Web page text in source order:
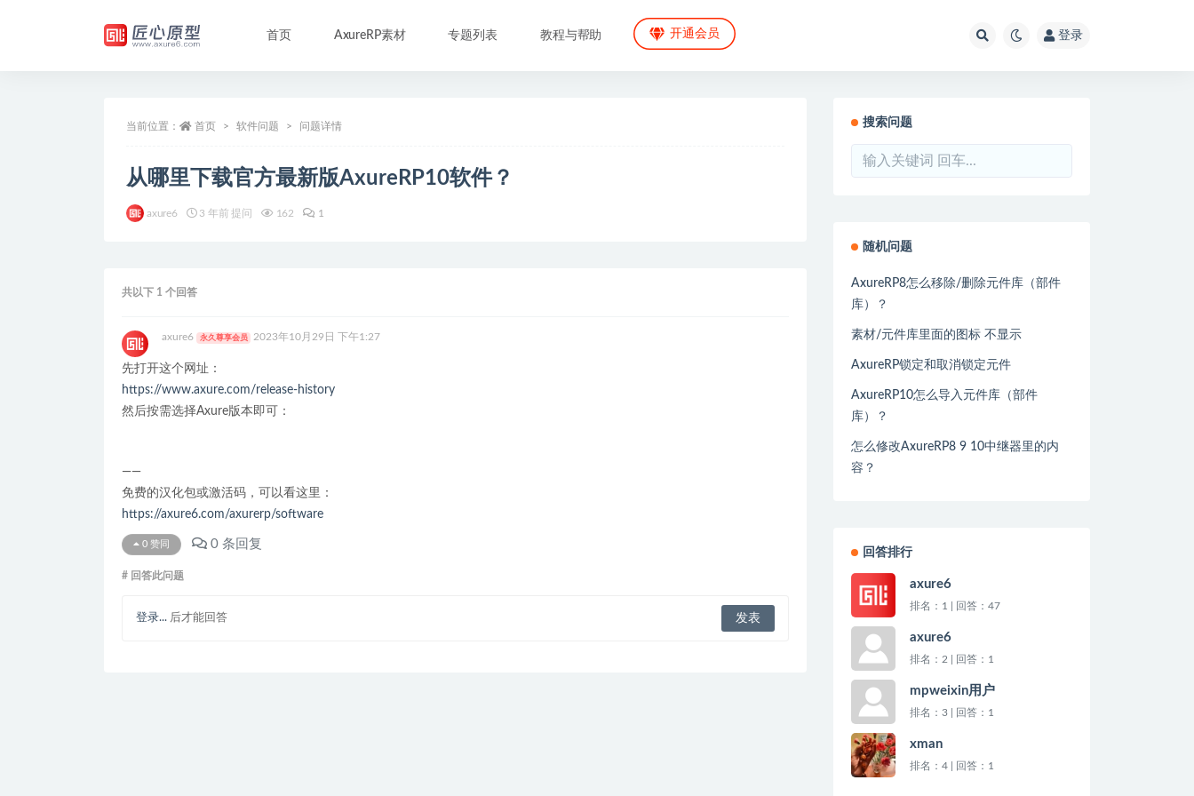
首页 AxureRP素材 专题列表 教程与帮助 开通会员 登录
当前位置： 首页 软件问题 问题详情
从哪里下载官方最新版AxureRP10软件？
axure6 3 年前 提问 162 1
共以下 1 个回答
axure6 永久尊享会员 2023年10月29日 下午1:27
先打开这个网址：
https://www.axure.com/release-history
然后按需选择Axure版本即可：
——
免费的汉化包或激活码，可以看这里：
https://axure6.com/axurerp/software
0 赞同 0 条回复
# 回答此问题
登录... 后才能回答
搜索问题
随机问题
AxureRP8怎么移除/删除元件库（部件
库）？
素材/元件库里面的图标 不显示
AxureRP锁定和取消锁定元件
AxureRP10怎么导入元件库（部件
库）？
怎么修改AxureRP8 9 10中继器里的内
容？
回答排行
axure6
排名：1 | 回答：47
axure6
排名：2 | 回答：1
mpweixin用户
排名：3 | 回答：1
xman
排名：4 | 回答：1